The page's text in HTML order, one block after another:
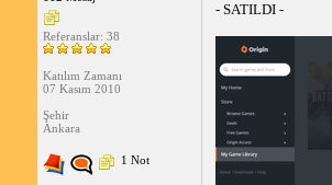
Referanslar: 38
Katılım Zamanı
07 Kasım 2010
Şehir
Ankara
1 Not
- SATILDI -